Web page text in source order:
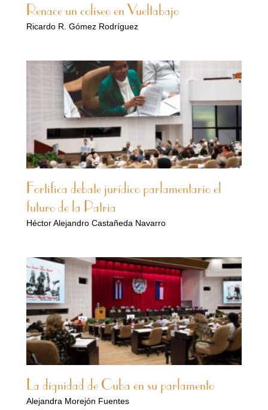
Renace un coliseo en Vueltabajo
Ricardo R. Gómez Rodríguez
Fortifica debate jurídico parlamentario el
futuro de la Patria
Héctor Alejandro Castañeda Navarro
La dignidad de Cuba en su parlamento
Alejandra Morejón Fuentes